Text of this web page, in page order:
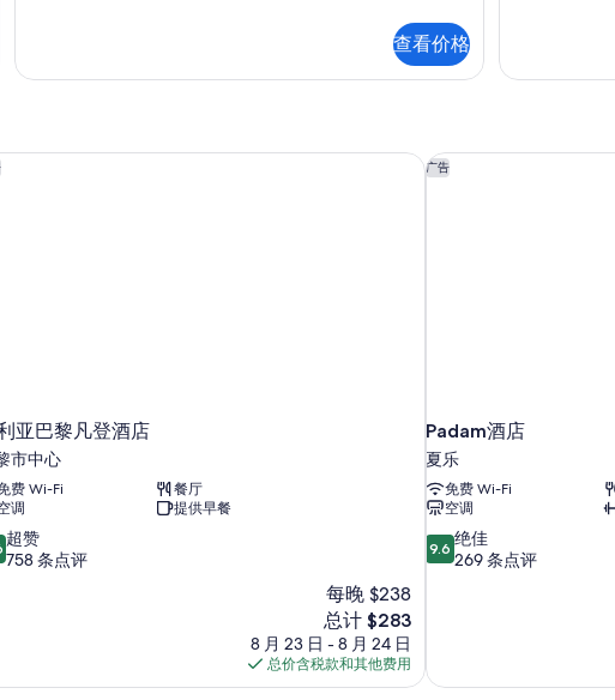
11
和
查看价格
沙
床
和
沙
亚巴黎凡登酒店
市中心
费 Wi-Fi
餐厅
调
提供早餐
超赞
758 条点评
每晚 $238
新
价
格
$283
总计 $283
8 月 23 日 - 8 月 24 日
总价含税款和其他费用
亚巴黎凡登酒店 广告
Padam酒店
夏乐
免费 Wi-Fi
空调
9.6
分，
269
9.6 绝佳
269 条点评
Padam酒店